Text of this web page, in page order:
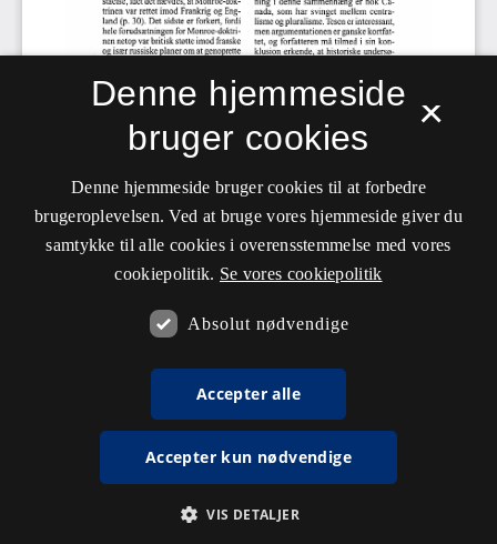
×
Denne hjemmeside
bruger cookies
Denne hjemmeside bruger cookies til at forbedre
brugeroplevelsen. Ved at bruge vores hjemmeside giver du
samtykke til alle cookies i overensstemmelse med vores
cookiepolitik. Se vores cookiepolitik
Absolut nødvendige
Accepter alle
Accepter kun nødvendige
VIS DETALJER